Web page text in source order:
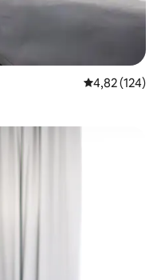
4,82 de uma
4,82 (124)